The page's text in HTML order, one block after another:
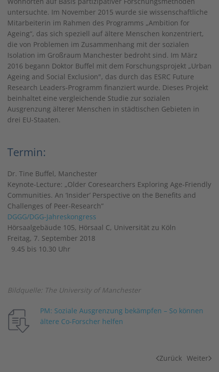
untersuchte. Im November 2015 wurde sie wissenschaftliche
Mitarbeiterin im Rahmen des Programms „Ambition for
Ageing“, das sich speziell auf ältere Menschen konzentriert,
die von Problemen im Zusammenhang mit der sozialen
Isolation im Großraum Manchester bedroht sind. Im März
2016 begann Doktor Buffel mit dem Forschungsprojekt „Urban
Ageing and Social Exclusion", das durch das ESRC Future
Research Leaders-Programm finanziert wurde. Dieses Projekt
beinhaltet eine vergleichende Studie zur sozialen
Ausgrenzung älterer Menschen in städtischen Gebieten in
drei EU-Staaten.
Termin:
Dr. Tine Buffel, Manchester
Keynote-Lecture: „Older Coresearchers Exploring Age-Friendly
Communities. An ‘Insider’ Perspective on the Benefits and
Challenges of Peer-Research”
DGGG/DGG-Jahreskongress
Hörsaalgebäude 105, Hörsaal C, Universität zu Köln
Freitag, 7. September 2018
9.45 bis 10.30 Uhr
Bildquelle: The University of Manchester
PM: Soziale Ausgrenzung bekämpfen – So können
ältere Co-Forscher helfen
Zurück Weiter